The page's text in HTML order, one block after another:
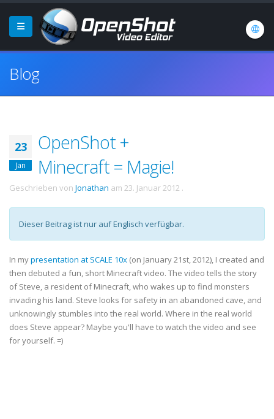
Blog
23
Jan
OpenShot +
Minecraft = Magie!
Geschrieben von Jonathan am 23. Januar 2012 .
Dieser Beitrag ist nur auf Englisch verfügbar.
In mypresentation at SCALE 10x (on January 21st, 2012), I created and
then debuted a fun, short Minecraft video. The video tells the story
of Steve, a resident of Minecraft, who wakes up to find monsters
invading his land. Steve looks for safety in an abandoned cave, and
unknowingly stumbles into the real world. Where in the real world
does Steve appear? Maybe you'll have to watch the video and see
for yourself. =)